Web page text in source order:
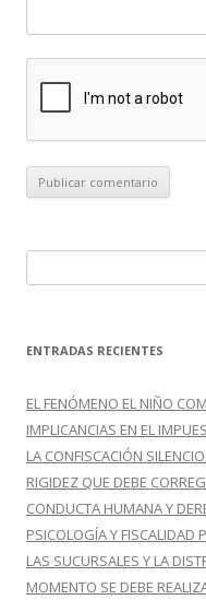
u
c
r
:
ENTRADAS RECIENTES
EL FENÓMENO EL NIÑO
IMPLICANCIAS EN EL
LA CONFISCACIÓN
RIGIDEZ QUE DEBE
CONDUCTA HUMANA Y
PSICOLOGÍA Y FISCALIDAD
LAS SUCURSALES Y LA
MOMENTO SE DEBE